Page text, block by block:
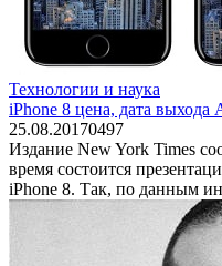
Технологии и наука
iPhone 8 цена, дата выхода
25.08.20170497
Издание New York Times
время состоится
iPhone 8. Так, по данным